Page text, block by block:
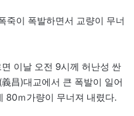
죽이 폭발하면서 교량이 무너
이날 오전 9시께 허난성 싼
昌)대교에서 큰 폭발이 일어
80ｍ가량이 무너져 내렸다.